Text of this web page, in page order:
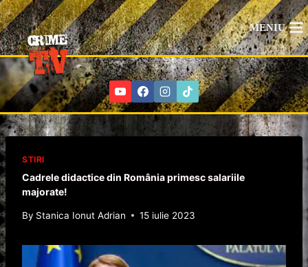
Skip
to
content
MENIU
STIRI
Cadrele didactice din România primesc salariile
majorate!
By Stanica Ionut Adrian 15 iulie 2023